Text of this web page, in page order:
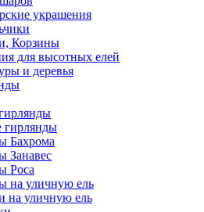
украшения
Корзины
для высотных елей
и деревья
гирлянды
Бахрома
Занавес
Роса
на уличную ель
на уличную ель